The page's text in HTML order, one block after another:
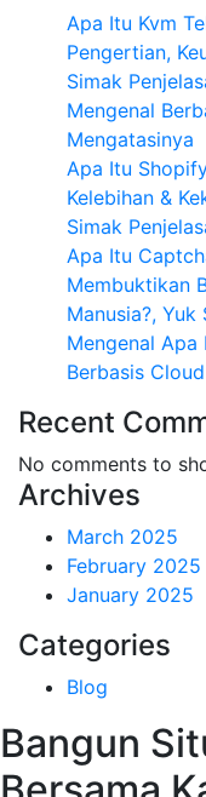
Apa Itu Kvm
Pengertian,
Simak
Mengenal
Mengatasinya
Apa Itu
Kelebihan &
Simak
Apa Itu
Membuktikan
Manusia?, Yuk
Mengenal Apa
Berbasis
Recent
No comments to
Archives
March 2025
February 2025
January 2025
Categories
Blog
Bangun